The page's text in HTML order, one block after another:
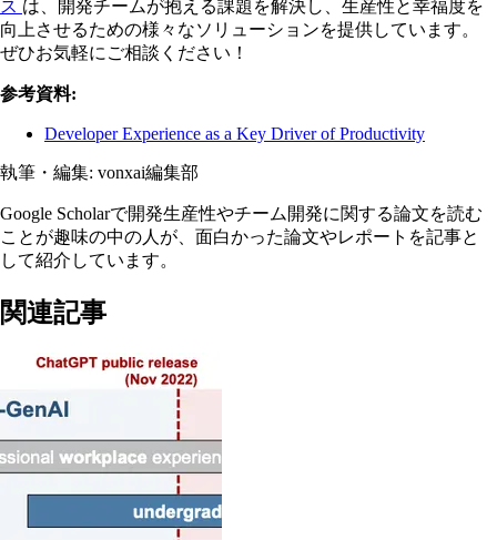
ス は、開発チームが抱える課題を解決し、生産性と幸福度を
向上させるための様々なソリューションを提供しています。
ぜひお気軽にご相談ください！
参考資料:
Developer Experience as a Key Driver of Productivity
執筆・編集: vonxai編集部
Google Scholarで開発生産性やチーム開発に関する論文を読む
ことが趣味の中の人が、面白かった論文やレポートを記事と
して紹介しています。
関連記事